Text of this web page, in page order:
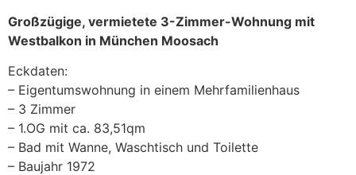
Großzügige, vermietete 3-Zimmer-Wohnung mit
Westbalkon in München Moosach
Eckdaten:
– Eigentumswohnung in einem Mehrfamilienhaus
– 3 Zimmer
– 1.OG mit ca. 83,51qm
– Bad mit Wanne, Waschtisch und Toilette
– Baujahr 1972